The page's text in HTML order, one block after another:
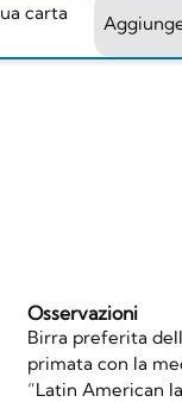
carta
Osservazioni
Birra preferita
primata con la
“Latin American